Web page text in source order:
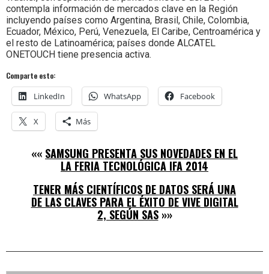
contempla información de mercados clave en la Región
incluyendo países como Argentina, Brasil, Chile, Colombia,
Ecuador, México, Perú, Venezuela, El Caribe, Centroamérica y
el resto de Latinoamérica; países donde ALCATEL
ONETOUCH tiene presencia activa.
Comparte esto:
LinkedIn WhatsApp Facebook
X Más
«« SAMSUNG PRESENTA SUS NOVEDADES EN EL
LA FERIA TECNOLÓGICA IFA 2014
TENER MÁS CIENTÍFICOS DE DATOS SERÁ UNA
DE LAS CLAVES PARA EL ÉXITO DE VIVE DIGITAL
2, SEGÚN SAS»»